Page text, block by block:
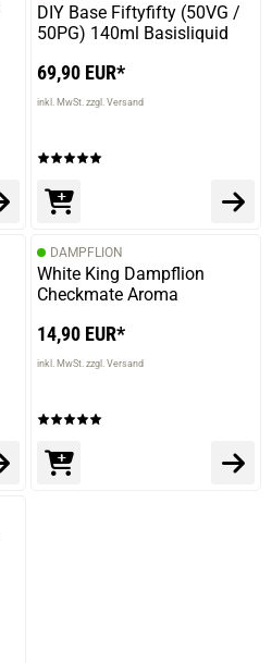
DIY Base Fiftyfifty (50VG /
50PG) 140ml Basisliquid
69,90 EUR*
inkl. MwSt. zzgl. Versand
DAMPFLION
White King Dampflion
Checkmate Aroma
14,90 EUR*
inkl. MwSt. zzgl. Versand